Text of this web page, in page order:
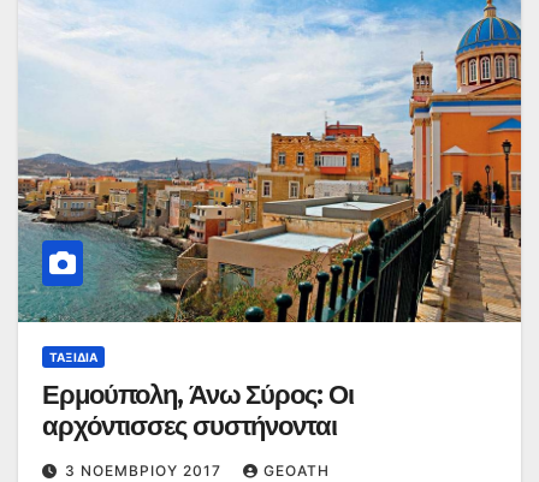
ΤΑΞΊΔΙΑ
Ερμούπολη, Άνω Σύρος: Οι
αρχόντισσες συστήνονται
3 ΝΟΕΜΒΡΊΟΥ 2017 GEOATH